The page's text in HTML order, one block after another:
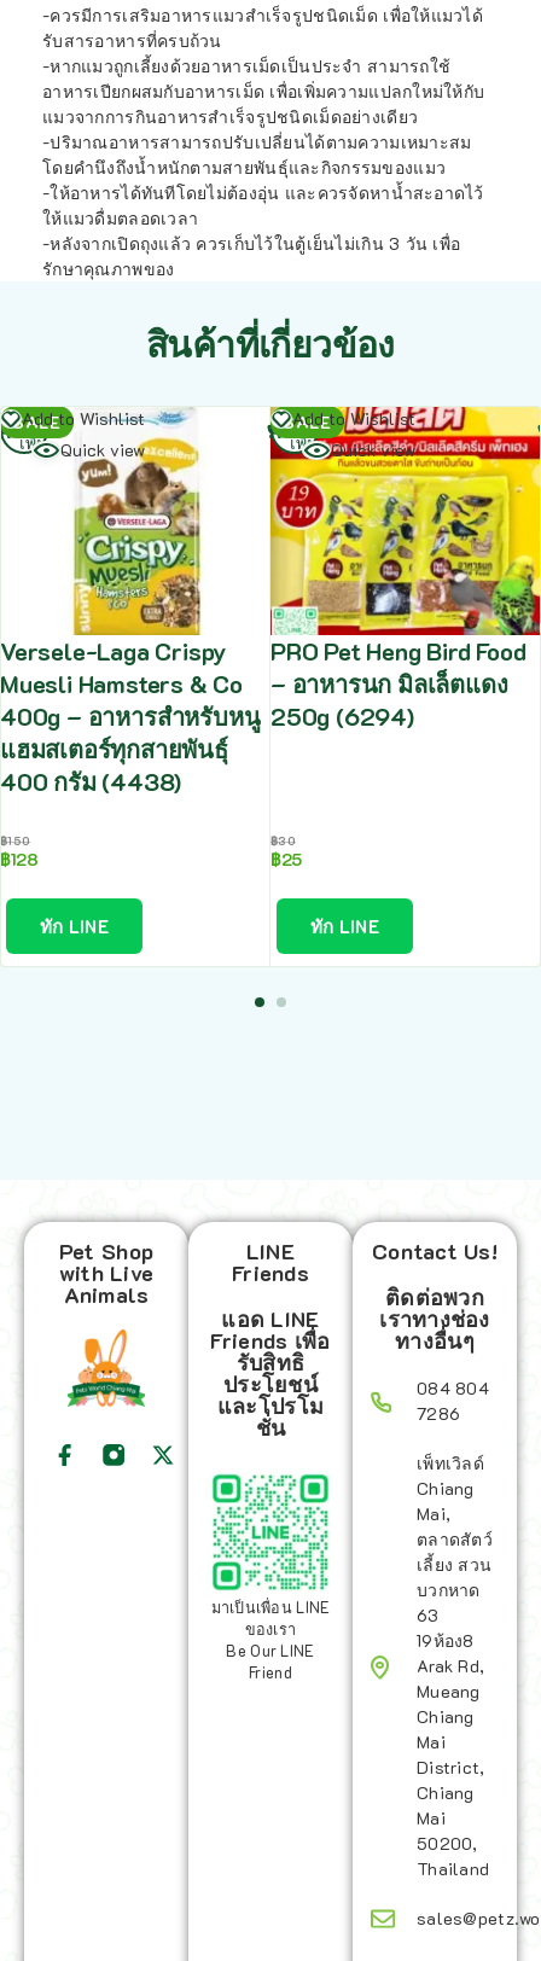
-ควรมีการเสริมอาหารแมวสำเร็จรูปชนิดเม็ด เพื่อให้แมวได้
รับสารอาหารที่ครบถ้วน
-หากแมวถูกเลี้ยงด้วยอาหารเม็ดเป็นประจำ สามารถใช้
อาหารเปียกผสมกับอาหารเม็ด เพื่อเพิ่มความแปลกใหม่ให้กับ
แมวจากการกินอาหารสำเร็จรูปชนิดเม็ดอย่างเดียว
-ปริมาณอาหารสามารถปรับเปลี่ยนได้ตามความเหมาะสม
โดยคำนึงถึงน้ำหนักตามสายพันธุ์และกิจกรรมของแมว
-ให้อาหารได้ทันทีโดยไม่ต้องอุ่น และควรจัดหาน้ำสะอาดไว้
ให้แมวดื่มตลอดเวลา
-หลังจากเปิดถุงแล้ว ควรเก็บไว้ในตู้เย็นไม่เกิน 3 วัน เพื่อ
รักษาคุณภาพของ
สินค้าที่เกี่ยวข้อง
SALE
Add to Wishlist
Quick view
Versele-Laga Crispy
Muesli Hamsters & Co
400g – อาหารสำหรับหนู
แฮมสเตอร์ทุกสายพันธุ์
400 กรัม (4438)
฿150
฿128
ทัก LINE
อ่าน
เพิ่ม
SALE
Add to Wishlist
Quick view
PRO Pet Heng Bird Food
– อาหารนก มิลเล็ตแดง
250g (6294)
฿30
฿25
ทัก LINE
อ่าน
เพิ่ม
Pet Shop
with Live
Animals
LINE
Friends
แอด LINE
Friends เพื่อ
รับสิทธิ
ประโยชน์
และโปรโม
ชั่น
มาเป็นเพื่อน LINE
ของเรา
Be Our LINE
Friend
Contact Us!
ติดต่อพวก
เราทางช่อง
ทางอื่นๆ
084 804
7286
เพ็ทเวิลด์
Chiang
Mai,
ตลาดสัตว์
เลี้ยง สวน
บวกหาด
63
19ห้อง8
Arak Rd,
Mueang
Chiang
Mai
District,
Chiang
Mai
50200,
Thailand